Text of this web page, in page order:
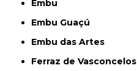
Embu
Embu Guaçú
Embu das Artes
Ferraz de Vasconcelos